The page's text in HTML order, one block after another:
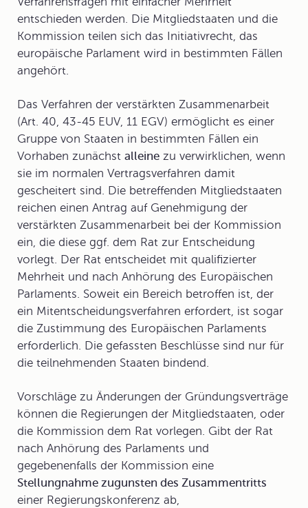
entschieden werden. Die Mitgliedstaaten und die
Kommission teilen sich das Initiativrecht, das
europäische Parlament wird in bestimmten Fällen
angehört.
Das Verfahren der verstärkten Zusammenarbeit
(Art. 40, 43-45 EUV, 11 EGV) ermöglicht es einer
Gruppe von Staaten in bestimmten Fällen ein
Vorhaben zunächst alleine zu verwirklichen, wenn
sie im normalen Vertragsverfahren damit
gescheitert sind. Die betreffenden Mitgliedstaaten
reichen einen Antrag auf Genehmigung der
verstärkten Zusammenarbeit bei der Kommission
ein, die diese ggf. dem Rat zur Entscheidung
vorlegt. Der Rat entscheidet mit qualifizierter
Mehrheit und nach Anhörung des Europäischen
Parlaments. Soweit ein Bereich betroffen ist, der
ein Mitentscheidungsverfahren erfordert, ist sogar
die Zustimmung des Europäischen Parlaments
erforderlich. Die gefassten Beschlüsse sind nur für
die teilnehmenden Staaten bindend.
Vorschläge zu Änderungen der Gründungsverträge
können die Regierungen der Mitgliedstaaten, oder
die Kommission dem Rat vorlegen. Gibt der Rat
nach Anhörung des Parlaments und
gegebenenfalls der Kommission eine
Stellungnahme zugunsten des Zusammentritts
einer Regierungskonferenz ab,